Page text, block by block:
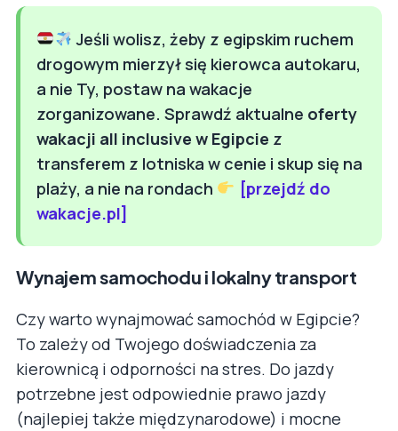
Jeśli wolisz, żeby z egipskim ruchem
drogowym mierzył się kierowca autokaru,
a nie Ty, postaw na wakacje
zorganizowane. Sprawdź aktualne oferty
wakacji all inclusive w Egipcie z
transferem z lotniska w cenie i skup się na
plaży, a nie na rondach
[przejdź do
wakacje.pl]
Wynajem samochodu i lokalny transport
Czy warto wynajmować samochód w Egipcie?
To zależy od Twojego doświadczenia za
kierownicą i odporności na stres. Do jazdy
potrzebne jest odpowiednie prawo jazdy
(najlepiej także międzynarodowe) i mocne